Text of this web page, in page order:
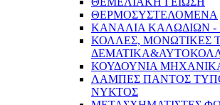
ΘΕΡΜΟΣΥΣΤΕΛΟΜΕΝΑ
ΚΑΝΑΛΙΑ ΚΑΛΩΔΙΩΝ -
ΚΟΛΛΕΣ, ΜΟΝΩΤΙΚΕΣ
ΚΟΥΔΟΥΝΙΑ
ΛΑΜΠΕΣ ΠΑΝΤΟΣ
ΝΥΚΤΟΣ